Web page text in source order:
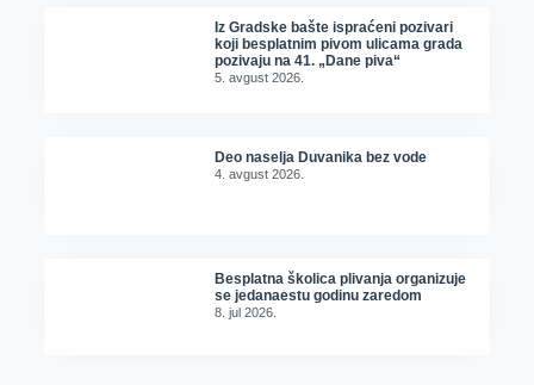
Iz Gradske bašte ispraćeni pozivari
koji besplatnim pivom ulicama grada
pozivaju na 41. „Dane piva“
5. avgust 2026.
Deo naselja Duvanika bez vode
4. avgust 2026.
Besplatna školica plivanja organizuje
se jedanaestu godinu zaredom
8. jul 2026.